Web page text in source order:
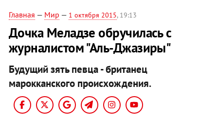
Главная — Мир — 1 октября 2015, 19:13
Дочка Меладзе обручилась с
журналистом "Аль-Джазиры"
Будущий зять певца - британец
марокканского происхождения.